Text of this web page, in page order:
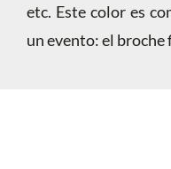
etc. Este color es
un evento: el broche